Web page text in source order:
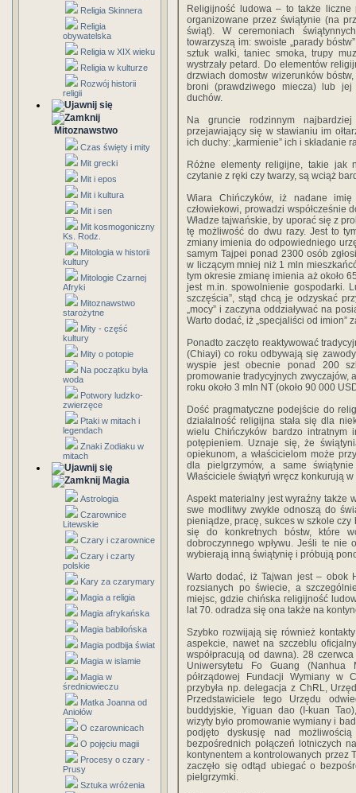
Religia Skinnera
Religia
obywatelska
Religia w XIX wieku
Religia w kulturze
Rozwój historii
religii
Mitoznawstwo
Czas święty i mity
Mit grecki
Mit i epos
Mit i kultura
Mit i sen
Mit kosmogoniczny
Ks. Rodz.
Mitologia w historii
kultury
Mitologie Czarnej
Afryki
Mitoznawstwo
starożytne
Mity - część
kultury
Mity o potopie
Na początku była
woda
Potwory ludzko-
zwierzęce
Ptaki w mitach i
legendach
Znaki Zodiaku w
mitach
Magia
Astrologia
Czarownice
Litewskie
Czary i czarownice
Czary i czarty
polskie
Kary za czarymary
Magia a religia
Magia afrykańska
Magia babilońska
Magia podbija świat
Magia w islamie
Magia w
średniowieczu
Matka Joanna od
Aniołów
O czarownicach
O pojęciu magii
Procesy o czary -
Prusy
Sztuka wróżenia
Religijność ludowa – to także liczne
organizowane przez świątynie (na
świąt). W ceremoniach
towarzyszą im: swoiste „parady
sztuk walki, taniec smoka, trupy
wystrzały petard. Do elementów
drzwiach domostw wizerunków
broni (prawdziwego miecza) lub jej
duchów.
Na gruncie rodzinnym
przejawiający się w stawianiu im
ich duchy: „karmienie” ich i składanie
Różne elementy religijne, takie jak
czytanie z ręki czy twarzy, są wciąż
Wiara Chińczyków, iż nadane
człowiekowi, prowadzi współcześnie
Władze tajwańskie, by uporać się z
tę możliwość do dwu razy. Jest to
zmiany imienia do odpowiedniego
samym Tajpei ponad 2300 osób
w liczącym mniej niż 1 mln
tym okresie zmianę imienia aż około
jest m.in. spowolnienie gospodarki.
szczęścia”, stąd chcą je odzyskać
„mocy” i zaczyna oddziaływać na
Warto dodać, iż „specjaliści od imion”
Ponadto zaczęto reaktywować
(Chiayi) co roku odbywają się
wyspie jest obecnie ponad 200
promowanie tradycyjnych zwyczajów,
roku około 3 mln NT (około 90 000
Dość pragmatyczne podejście do
działalność religijna stała się dla
wielu Chińczyków bardzo intratnym
potępieniem. Uznaje się, że
opiekunom, a właścicielom może
dla pielgrzymów, a same
Właściciele świątyń wręcz konkurują
Aspekt materialny jest wyraźny także
swe modlitwy zwykle odnoszą do
pieniądze, pracę, sukces w szkole czy
się do konkretnych bóstw, które
dobroczynnego wpływu. Jeśli te nie
wybierają inną świątynię i próbują
Warto dodać, iż Tajwan jest – obok
rozsianych po świecie, a
miejsc, gdzie chińska religijność
lat 70. odradza się ona także na
Szybko rozwijają się również
aspekcie, nawet na szczeblu
współpracują od dawna). 28
Uniwersytetu Fo Guang (Nanhua
półrządowej Fundacji Wymiany w
przybyła np. delegacja z ChRL,
Przedstawiciele tego Urzędu
buddyjskie, Yiguan dao (I-kuan
wizyty było promowanie wymiany i
podjęto dyskusję nad
bezpośrednich połączeń lotniczych
kontynentem a kontrolowanych przez
zaczęło się odtąd ubiegać o
pielgrzymki.